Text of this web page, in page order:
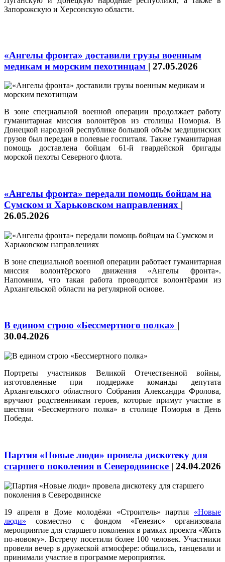
Запорожскую и Херсонскую области.
«Ангелы фронта» доставили грузы военным
медикам и морским пехотинцам | 27.05.2026
В зоне специальной военной операции продолжает работу
гуманитарная миссия волонтёров из столицы Поморья. В
Донецкой народной республике большой объём медицинских
грузов был передан в полевые госпиталя. Также гуманитарная
помощь доставлена бойцам 61-й гвардейской бригады
морской пехоты Северного флота.
«Ангелы фронта» передали помощь бойцам на
Сумском и Харьковском направлениях |
26.05.2026
В зоне специальной военной операции работает гуманитарная
миссия волонтёрского движения «Ангелы фронта».
Напомним, что такая работа проводится волонтёрами из
Архангельской области на регулярной основе.
В едином строю «Бессмертного полка» |
30.04.2026
Портреты участников Великой Отечественной войны,
изготовленные при поддержке команды депутата
Архангельского областного Собрания Александра Фролова,
вручают родственникам героев, которые примут участие в
шествии «Бессмертного полка» в столице Поморья в День
Победы.
Партия «Новые люди» провела дискотеку для
старшего поколения в Северодвинске | 24.04.2026
19 апреля в Доме молодёжи «Строитель» партия «Новые
люди» совместно с фондом «Генезис» организовала
мероприятие для старшего поколения в рамках проекта «Жить
по-новому». Встречу посетили более 100 человек. Участники
провели вечер в дружеской атмосфере: общались, танцевали и
принимали участие в программе мероприятия.